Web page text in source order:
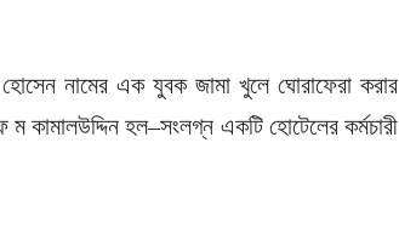
নামের এক যুবক জামা খুলে ঘোরাফেরা করার
হল–সংলগ্ন একটি হোটেলের কর্মচারী